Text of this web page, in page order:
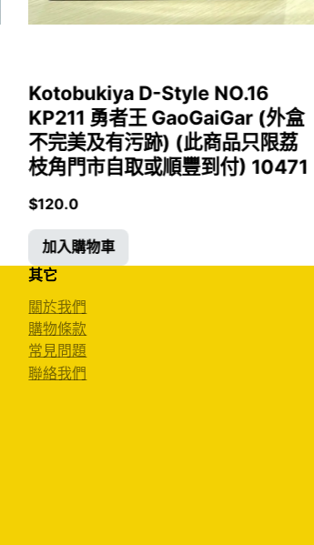
Kotobukiya D-Style NO.16
KP211 勇者王 GaoGaiGar (外盒
不完美及有污跡) (此商品只限荔
枝角門市自取或順豐到付) 10471
$120.0
加入購物車
其它
關於我們
購物條款
常見問題
聯絡我們